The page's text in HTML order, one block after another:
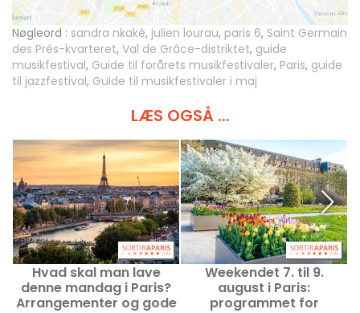
Nøgleord : sandra nkaké, julien lourau, paris 6, Saint Germain
des Prés-kvarteret, Val de Grâce-distriktet, guide
musikfestival, Guide til forårets musikfestivaler, Paris, guide
til jazzfestival, Guide til musikfestivaler i maj
LÆS OGSÅ ...
Hvad skal man lave
denne mandag i Paris?
Arrangementer og gode
Weekendet 7. til 9.
august i Paris:
programmet for